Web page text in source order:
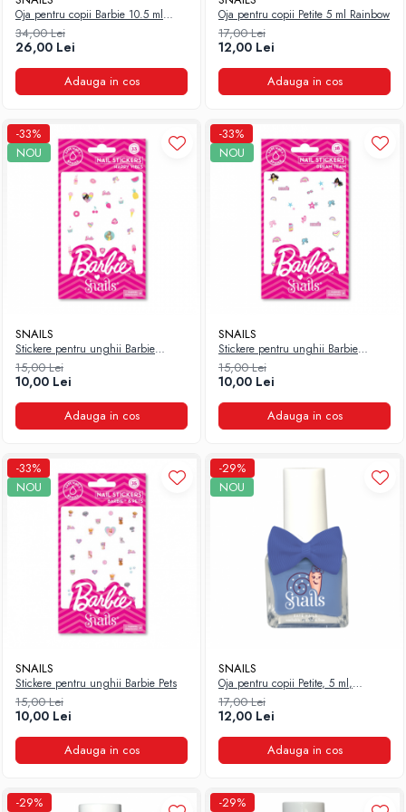
Oja pentru copii Barbie 10.5 ml
Hello World
34,00 Lei
26,00 Lei
Adauga in cos
Oja pentru copii Petite 5 ml Rainbow
17,00 Lei
12,00 Lei
Adauga in cos
-33%
NOU
SNAILS
Stickere pentru unghii Barbie
Happy Vibes
15,00 Lei
10,00 Lei
Adauga in cos
-33%
NOU
SNAILS
Stickere pentru unghii Barbie
Dream Team
15,00 Lei
10,00 Lei
Adauga in cos
-33%
NOU
SNAILS
Stickere pentru unghii Barbie Pets
15,00 Lei
10,00 Lei
Adauga in cos
-29%
NOU
SNAILS
Oja pentru copii Petite, 5 ml,
Bedtime Stories, Snails
17,00 Lei
12,00 Lei
Adauga in cos
-29%
-29%